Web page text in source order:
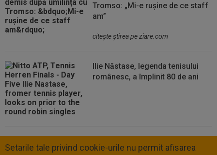
Tromso: „Mi-e rușine de ce staff
am”
citeşte ştirea pe ziare.com
Ilie Năstase, legenda tenisului
românesc, a împlinit 80 de ani
Setarile tale privind cookie-urile nu permit afisarea